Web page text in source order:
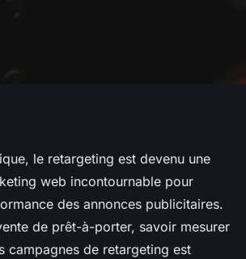
mesurer l'efficacité
de
pour un site de
à-porter?
le retargeting est devenu une
web incontournable pour
des annonces publicitaires.
de prêt-à-porter, savoir mesurer
campagnes de retargeting est